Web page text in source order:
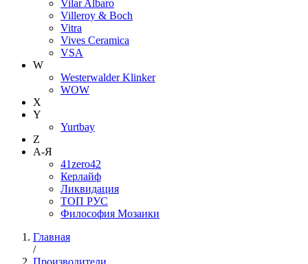
Vilar Albaro
Villeroy & Boch
Vitra
Vives Ceramica
VSA
W
Westerwalder Klinker
WOW
X
Y
Yurtbay
Z
А-Я
41zero42
Керлайф
Ликвидация
ТОП РУС
Философия Мозаики
Главная
/
Производители